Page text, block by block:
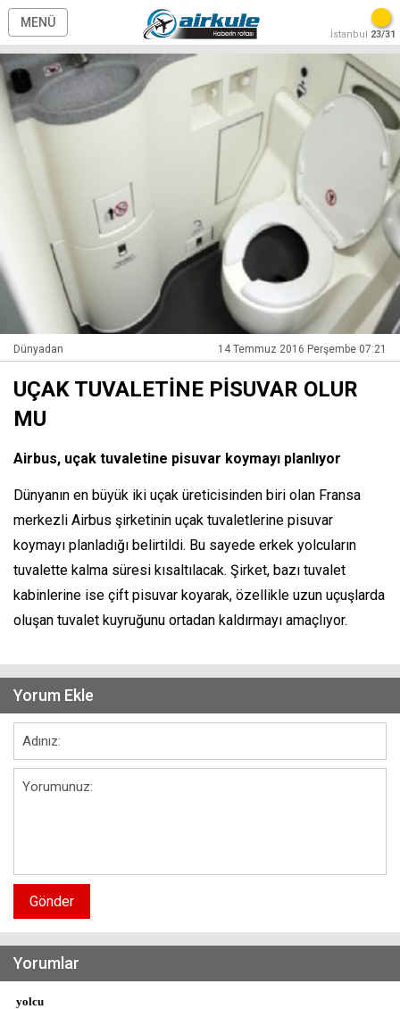
MENÜ
İstanbul 23/31
Dünyadan 14 Temmuz 2016 Perşembe 07:21
UÇAK TUVALETİNE PİSUVAR OLUR
MU
Airbus, uçak tuvaletine pisuvar koymayı planlıyor
Dünyanın en büyük iki uçak üreticisinden biri olan Fransa
merkezli Airbus şirketinin uçak tuvaletlerine pisuvar
koymayı planladığı belirtildi. Bu sayede erkek yolcuların
tuvalette kalma süresi kısaltılacak. Şirket, bazı tuvalet
kabinlerine ise çift pisuvar koyarak, özellikle uzun uçuşlarda
oluşan tuvalet kuyruğunu ortadan kaldırmayı amaçlıyor.
Yorum Ekle
Gönder
Yorumlar
yolcu